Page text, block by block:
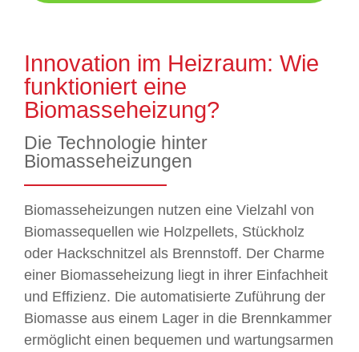
Innovation im Heizraum: Wie
funktioniert eine
Biomasseheizung?
Die Technologie hinter
Biomasseheizungen
Biomasseheizungen nutzen eine Vielzahl von
Biomassequellen wie Holzpellets, Stückholz
oder Hackschnitzel als Brennstoff. Der Charme
einer Biomasseheizung liegt in ihrer Einfachheit
und Effizienz. Die automatisierte Zuführung der
Biomasse aus einem Lager in die Brennkammer
ermöglicht einen bequemen und wartungsarmen